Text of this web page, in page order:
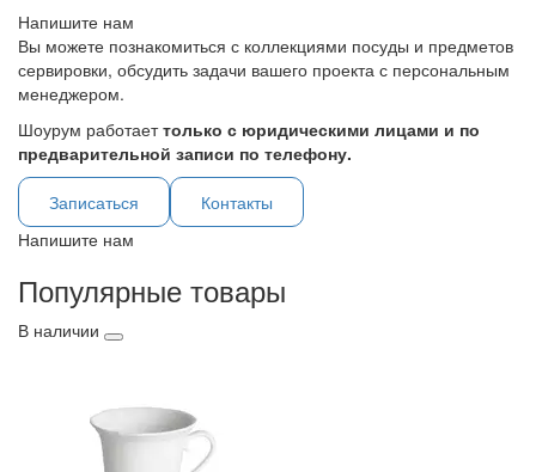
Напишите нам
Вы можете познакомиться с коллекциями посуды и предметов
сервировки, обсудить задачи вашего проекта с персональным
менеджером.
Шоурум работаеттолько с юридическими лицами и по
предварительной записи по телефону.
Записаться
Контакты
Напишите нам
Популярные товары
В наличии